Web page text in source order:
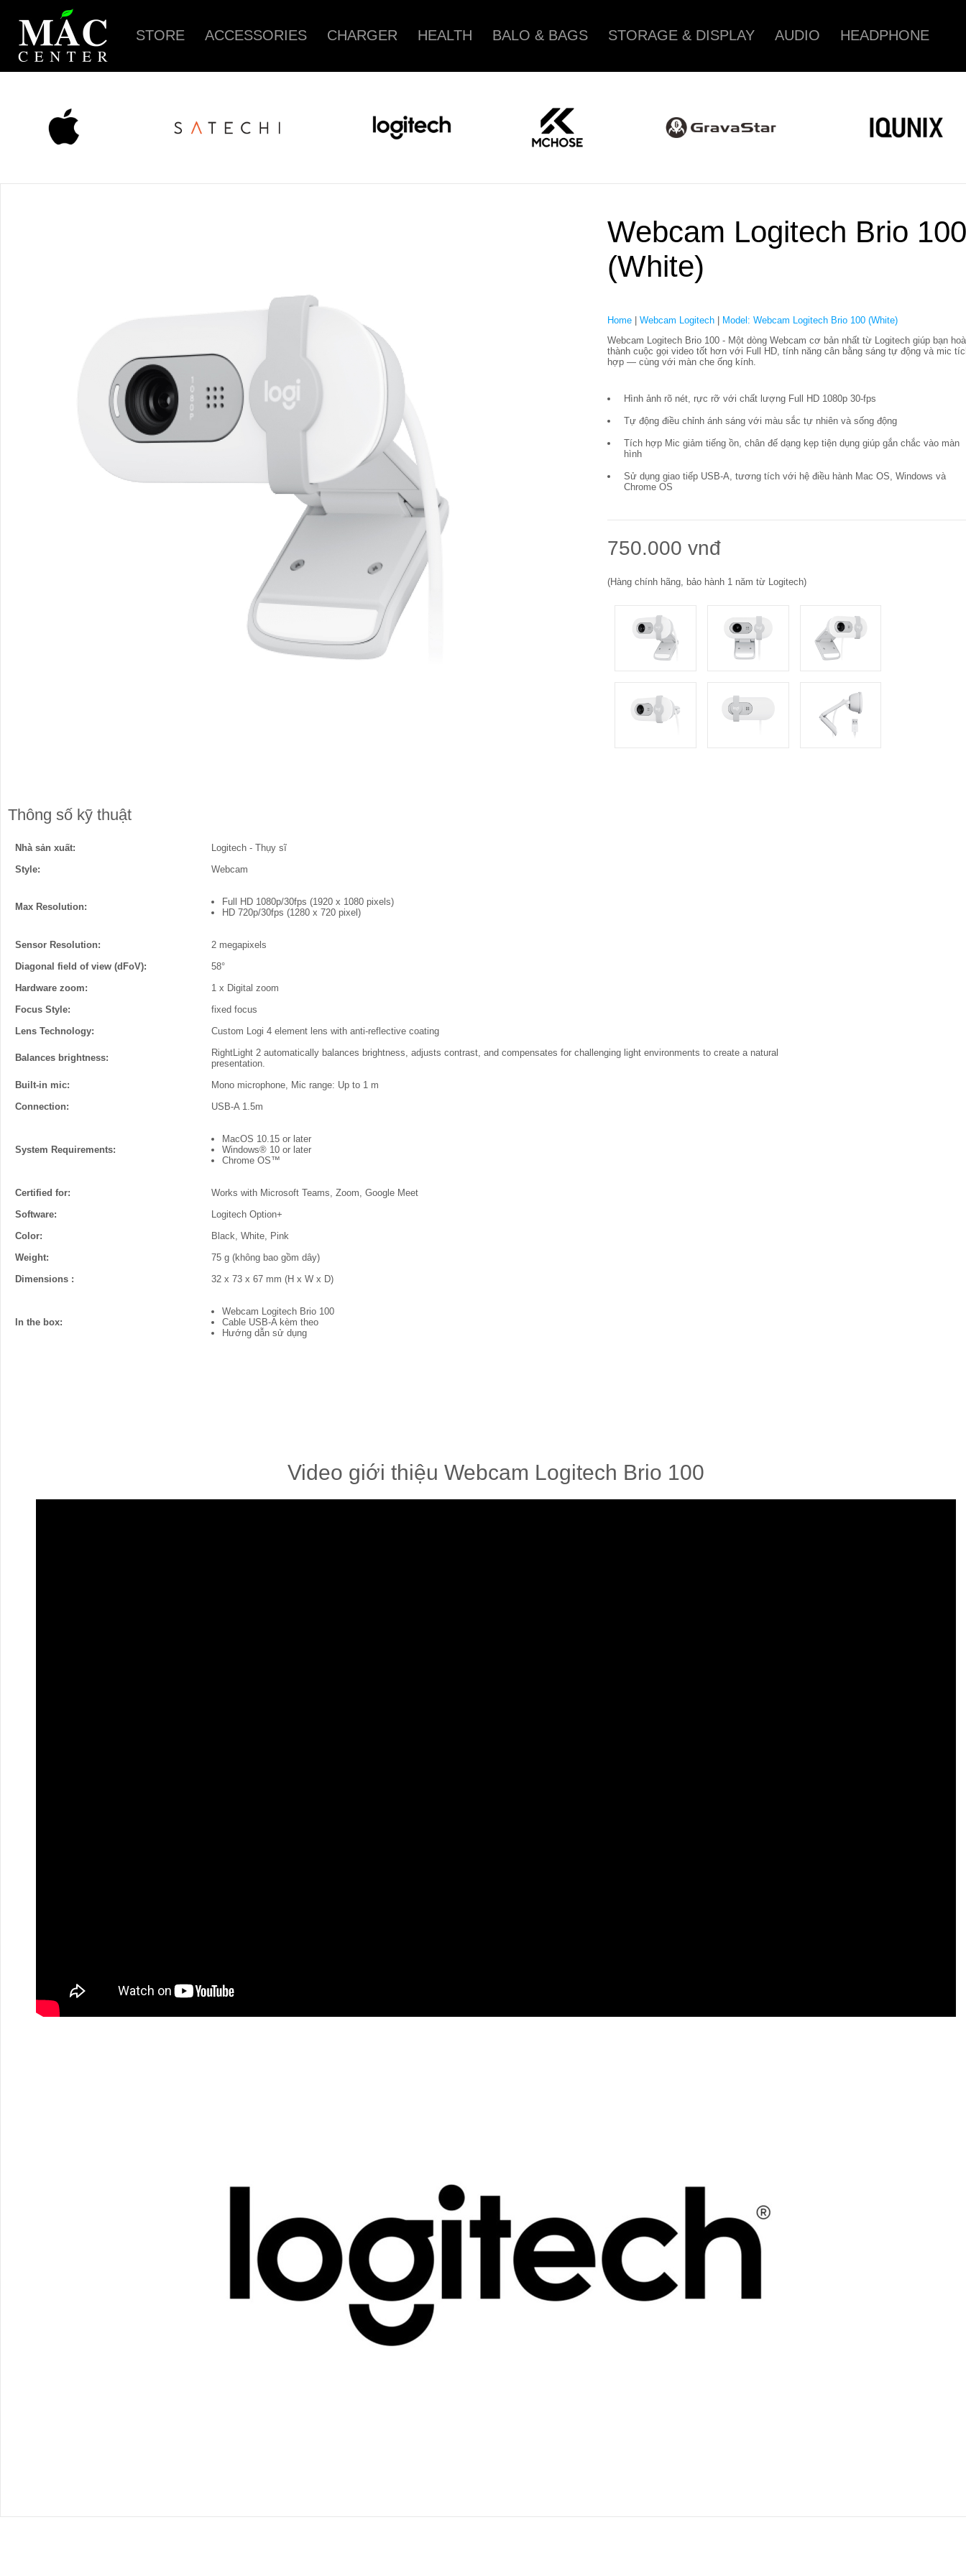
STORE ACCESSORIES CHARGER HEALTH BALO & BAGS STORAGE & DISPLAY AUDIO HEADPHONE
Webcam Logitech Brio 100
(White)
Home Webcam Logitech
Model: Webcam Logitech Brio 100 (White)
Webcam Logitech Brio 100 - Một dòng Webcam cơ bản nhất từ Logitech giúp bạn
thành cuộc gọi video tốt hơn với Full HD, tính năng cân bằng sáng tự động và mic
hợp — cùng với màn che ống kính.
Hình ảnh rõ nét, rực rỡ với chất lượng Full HD 1080p 30-fps
Tự động điều chỉnh ánh sáng với màu sắc tự nhiên và sống động
Tích hợp Mic giảm tiếng ồn, chân đế dạng kẹp tiện dụng giúp gắn chắc vào màn
hình
Sử dụng giao tiếp USB-A, tương tích với hệ điều hành Mac OS, Windows và
Chrome OS
750.000 vnđ
(Hàng chính hãng, bảo hành 1 năm từ Logitech)
Thông số kỹ thuật
Nhà sản xuất:
Logitech - Thụy sĩ
Style:
Webcam
Max Resolution:
Full HD 1080p/30fps (1920 x 1080 pixels)
HD 720p/30fps (1280 x 720 pixel)
Sensor Resolution:
2 megapixels
Diagonal field of view (dFoV):
58°
Hardware zoom:
1 x Digital zoom
Focus Style:
fixed focus
Lens Technology:
Custom Logi 4 element lens with anti-reflective coating
Balances brightness:
RightLight 2 automatically balances brightness, adjusts contrast, and compensates for challenging light environments to create a natural
presentation.
Built-in mic:
Mono microphone, Mic range: Up to 1 m
Connection:
USB-A 1.5m
System Requirements:
MacOS 10.15 or later
Windows® 10 or later
Chrome OS™
Certified for:
Works with Microsoft Teams, Zoom, Google Meet
Software:
Logitech Option+
Color:
Black, White, Pink
Weight:
75 g (không bao gồm dây)
Dimensions :
32 x 73 x 67 mm (H x W x D)
In the box:
Webcam Logitech Brio 100
Cable USB-A kèm theo
Hướng dẫn sử dụng
Video giới thiệu Webcam Logitech Brio 100